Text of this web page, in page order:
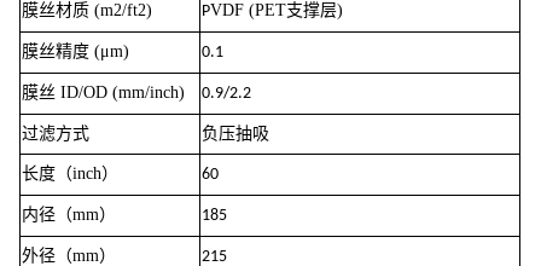
膜丝材质 (m2/ft2) PVDF (PET支撑层)
膜丝精度 (μm) 0.1
膜丝 ID/OD (mm/inch) 0.9/2.2
过滤方式 负压抽吸
长度（inch） 60
内径（mm） 185
外径（mm） 215